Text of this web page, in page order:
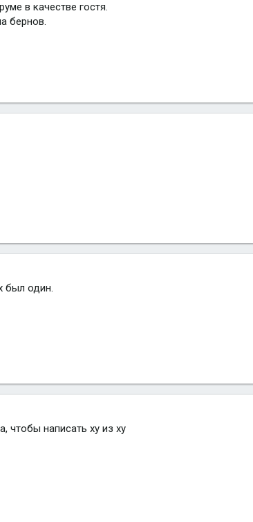
в качестве гостя.
бернов.
был один.
чтобы написать ху из ху